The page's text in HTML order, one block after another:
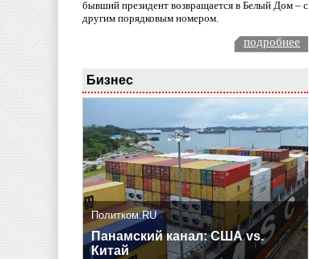
бывший президент возвращается в Белый Дом – с
другим порядковым номером.
подробнее
Бизнес
Политком.RU
Панамский канал: США vs.
Китай